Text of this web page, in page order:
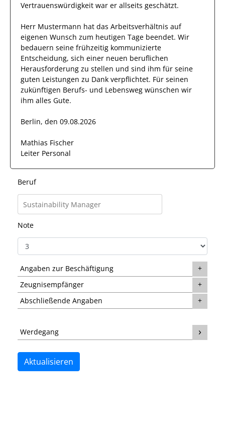
Vertrauenswürdigkeit war er allseits geschätzt.
Herr Mustermann hat das Arbeitsverhältnis auf
eigenen Wunsch zum heutigen Tage beendet. Wir
bedauern seine frühzeitig kommunizierte
Entscheidung, sich einer neuen beruflichen
Herausforderung zu stellen und sind ihm für seine
guten Leistungen zu Dank verpflichtet. Für seinen
zukünftigen Berufs- und Lebensweg wünschen wir
ihm alles Gute.
Berlin, den 09.08.2026
Mathias Fischer
Leiter Personal
Beruf
Note
Angaben zur Beschäftigung
Zeugnisempfänger
Abschließende Angaben
Werdegang
Aktualisieren